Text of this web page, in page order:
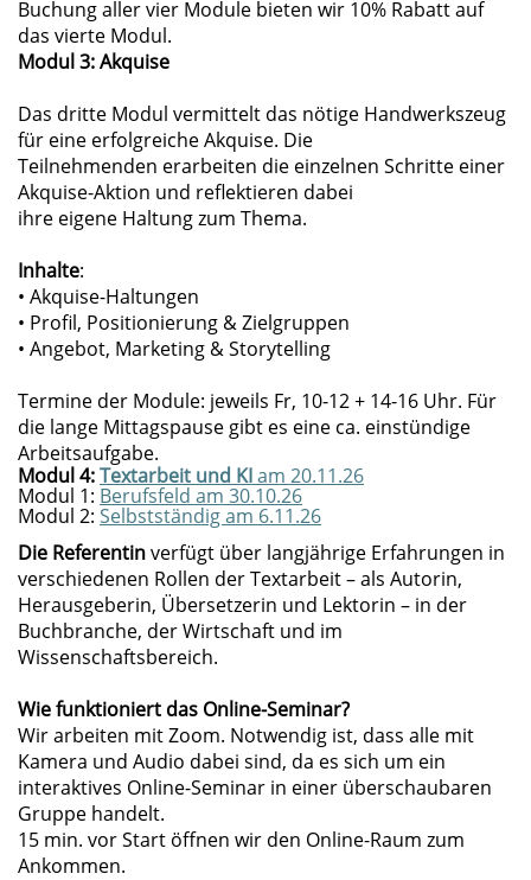
Buchung aller vier Module bieten wir 10% Rabatt auf
das vierte Modul.
Modul 3: Akquise
Das dritte Modul vermittelt das nötige Handwerkszeug
für eine erfolgreiche Akquise. Die
Teilnehmenden erarbeiten die einzelnen Schritte einer
Akquise-Aktion und reflektieren dabei
ihre eigene Haltung zum Thema.
Inhalte:
• Akquise-Haltungen
• Profil, Positionierung & Zielgruppen
• Angebot, Marketing & Storytelling
Termine der Module: jeweils Fr, 10-12 + 14-16 Uhr. Für
die lange Mittagspause gibt es eine ca. einstündige
Arbeitsaufgabe.
Modul 4:Textarbeit und KIam 20.11.26
Modul 1: Berufsfeld am 30.10.26
Modul 2: Selbstständig am 6.11.26
Die Referentinverfügt über langjährige Erfahrungen in
verschiedenen Rollen der Textarbeit – als Autorin,
Herausgeberin, Übersetzerin und Lektorin – in der
Buchbranche, der Wirtschaft und im
Wissenschaftsbereich.
Wie funktioniert das Online-Seminar?
Wir arbeiten mit Zoom. Notwendig ist, dass alle mit
Kamera und Audio dabei sind, da es sich um ein
interaktives Online-Seminar in einer überschaubaren
Gruppe handelt.
15 min. vor Start öffnen wir den Online-Raum zum
Ankommen.